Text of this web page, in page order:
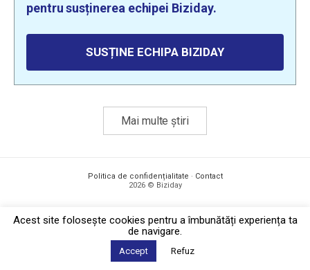
pentru susținerea echipei Biziday.
SUSȚINE ECHIPA BIZIDAY
Mai multe știri
Politica de confidențialitate · Contact
2026 © Biziday
Acest site foloseşte cookies pentru a îmbunătăți experiența ta
de navigare.
Accept Refuz